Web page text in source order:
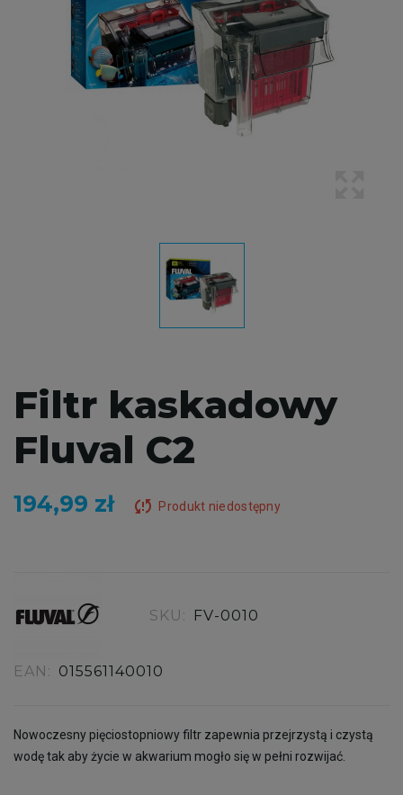
Filtr kaskadowy
Fluval C2
194,99 zł sync_problem Produkt niedostępny
SKU: FV-0010
EAN: 015561140010
Nowoczesny pięciostopniowy filtr zapewnia przejrzystą i czystą
wodę tak aby życie w akwarium mogło się w pełni rozwijać.